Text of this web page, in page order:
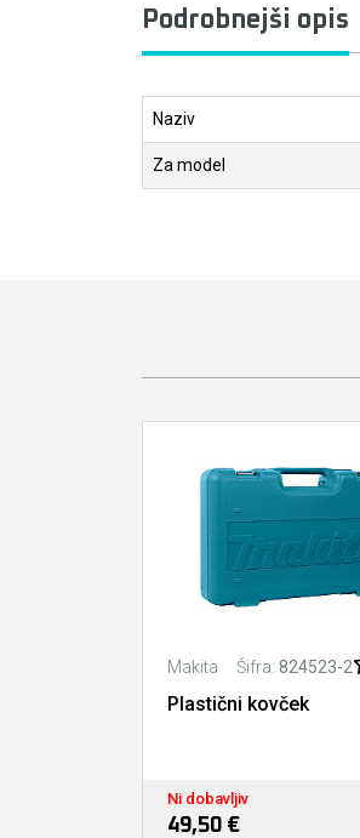
Podrobnejši opis
Naziv
Za model
Makita Šifra: 824523-2
Plastični kovček
Ni dobavljiv
49,50 €